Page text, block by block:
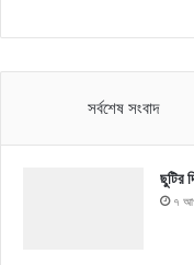
সর্বশেষ সংবাদ
ছুটির
৭